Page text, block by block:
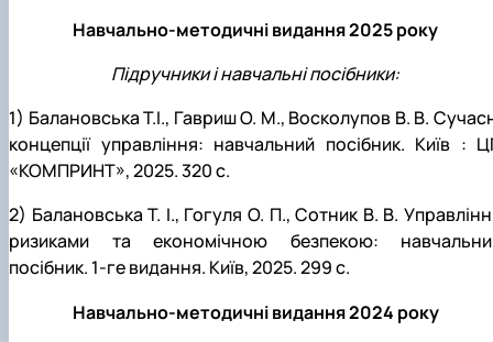
Навчально-методичні видання 2025 року
Підручники і навчальні посібники:
1) Балановська Т.І., Гавриш О. М., Восколупов В. В.
концепції управління: навчальний посібник. Київ :
«КОМПРИНТ», 2025. 320 с.
2) Балановська Т. І., Гогуля О. П., Сотник В. В.
ризиками та економічною безпекою:
посібник. 1-ге видання. Київ, 2025. 299 с.
Навчально-методичні видання 2024 року